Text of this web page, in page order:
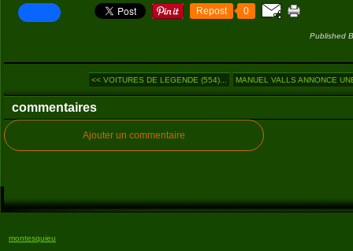
Repost 0
Published
<< VOITURES DE LEGENDE (554)... MANUEL VALLS ANNONCE
commentaires
Ajouter un commentaire
montesquieu